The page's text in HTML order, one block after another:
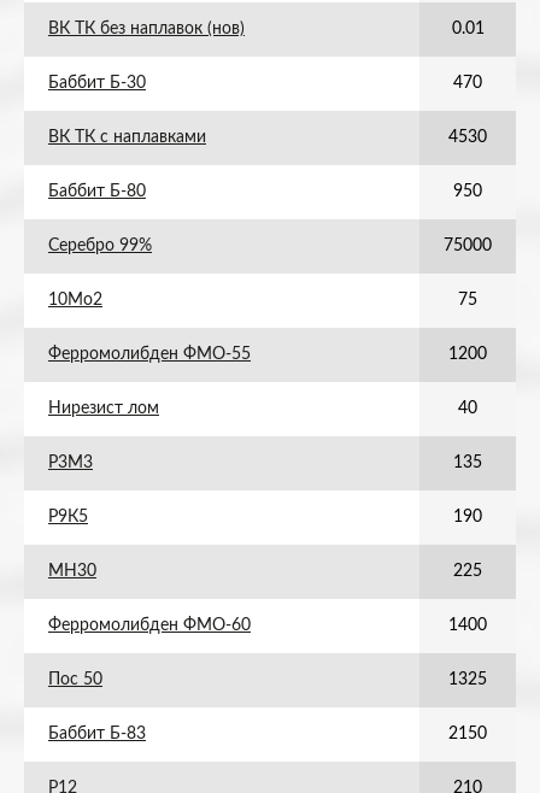
ВК ТК без наплавок (нов) 0.01
Баббит Б-30 470
ВК ТК с наплавками 4530
Баббит Б-80 950
Серебро 99% 75000
10Мо2 75
Ферромолибден ФМО-55 1200
Нирезист лом 40
Р3М3 135
Р9К5 190
МН30 225
Ферромолибден ФМО-60 1400
Пос 50 1325
Баббит Б-83 2150
Р12 210